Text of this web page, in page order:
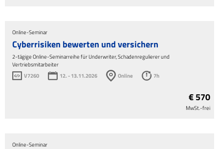
Online-Seminar
Cyberrisiken bewerten und versichern
2-tägige Online-Seminarreihe für Underwriter, Schadenregulierer und
Vertriebsmitarbeiter
V7260
12. - 13.11.2026 Online 7h
€ 570
MwSt.-frei
Online-Seminar